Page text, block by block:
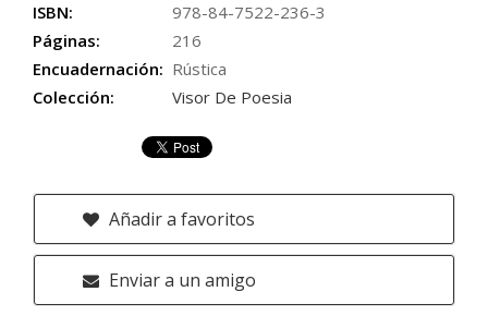
ISBN:
978-84-7522-236-3
Páginas:
216
Encuadernación: Rústica
Colección:
Visor De Poesia
Añadir a favoritos
Enviar a un amigo